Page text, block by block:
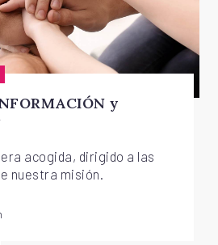
y
acogida, dirigido a las
nuestra misión.